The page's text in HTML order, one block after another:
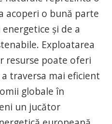
acoperi o bună parte
și de a
Exploatarea
resurse poate oferi
traversa mai eficient
globale în
un jucător